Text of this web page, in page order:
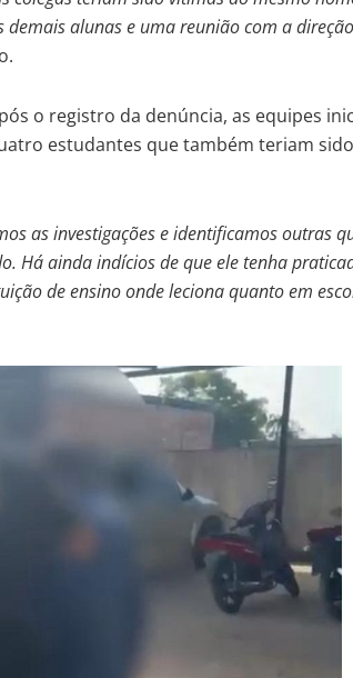
demais alunas e uma reunião com a
o registro da denúncia, as equipes
estudantes que também teriam
as investigações e identificamos outras
Há ainda indícios de que ele tenha
de ensino onde leciona quanto em